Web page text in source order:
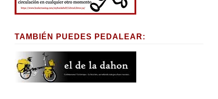
TAMBIÉN PUEDES PEDALEAR: